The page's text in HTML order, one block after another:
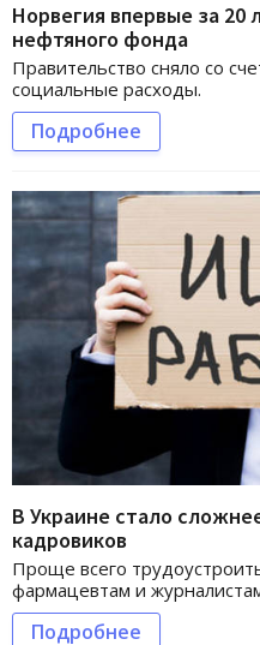
Норвегия впервые за 20
нефтяного фонда
Правительство сняло со
социальные расходы.
Подробнее
В Украине стало
кадровиков
Проще всего
фармацевтам и
Подробнее